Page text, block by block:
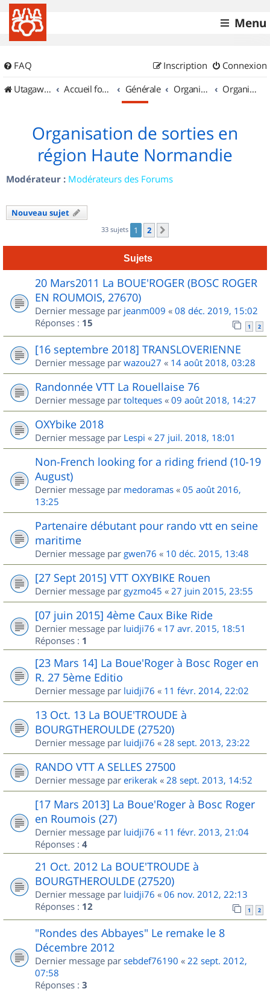
Menu
FAQ Connexion
Inscription
UtagawaVTT (Randos VTT et VTTAE avec traces GPS)
Accueil forum Générale Organisation de sorties & Recherche de partenaires Organisation de sorties en région Haute Normandie
Organisation de sorties en
région Haute Normandie
Modérateur : Modérateurs des Forums
Nouveau sujet
33 sujets 1 2
Sujets
20 Mars2011 La BOUE'ROGER (BOSC ROGER
EN ROUMOIS, 27670)
Dernier message par jeanm009 « 08 déc. 2019, 15:02
Réponses : 15 1 2
[16 septembre 2018] TRANSLOVERIENNE
Dernier message par wazou27 « 14 août 2018, 03:28
Randonnée VTT La Rouellaise 76
Dernier message par tolteques « 09 août 2018, 14:27
OXYbike 2018
Dernier message par Lespi « 27 juil. 2018, 18:01
Non-French looking for a riding friend (10-19
August)
Dernier message par medoramas « 05 août 2016,
13:25
Partenaire débutant pour rando vtt en seine
maritime
Dernier message par gwen76 « 10 déc. 2015, 13:48
[27 Sept 2015] VTT OXYBIKE Rouen
Dernier message par gyzmo45 « 27 juin 2015, 23:55
[07 juin 2015] 4ème Caux Bike Ride
Dernier message par luidji76 « 17 avr. 2015, 18:51
Réponses : 1
[23 Mars 14] La Boue'Roger à Bosc Roger en
R. 27 5ème Editio
Dernier message par luidji76 « 11 févr. 2014, 22:02
13 Oct. 13 La BOUE'TROUDE à
BOURGTHEROULDE (27520)
Dernier message par luidji76 « 28 sept. 2013, 23:22
RANDO VTT A SELLES 27500
Dernier message par erikerak « 28 sept. 2013, 14:52
[17 Mars 2013] La Boue'Roger à Bosc Roger
en Roumois (27)
Dernier message par luidji76 « 11 févr. 2013, 21:04
Réponses : 4
21 Oct. 2012 La BOUE'TROUDE à
BOURGTHEROULDE (27520)
Dernier message par luidji76 « 06 nov. 2012, 22:13
Réponses : 12 1 2
"Rondes des Abbayes" Le remake le 8
Décembre 2012
Dernier message par sebdef76190 « 22 sept. 2012,
07:58
Réponses : 3